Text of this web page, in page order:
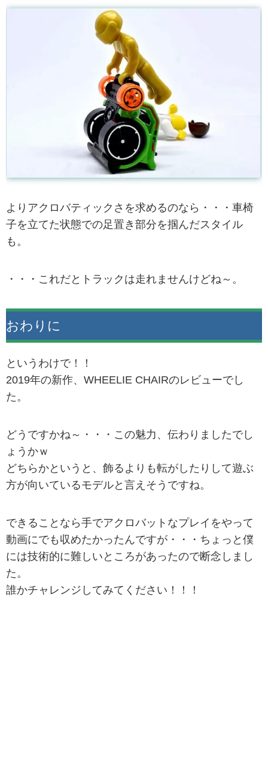
よりアクロバティックさを求めるのなら・・・車椅
子を立てた状態での足置き部分を掴んだスタイル
も。
・・・これだとトラックは走れませんけどね～。
おわりに
というわけで！！
2019年の新作、WHEELIE CHAIRのレビューでし
た。
どうですかね～・・・この魅力、伝わりましたでし
ょうかｗ
どちらかというと、飾るよりも転がしたりして遊ぶ
方が向いているモデルと言えそうですね。
できることなら手でアクロバットなプレイをやって
動画にでも収めたかったんですが・・・ちょっと僕
には技術的に難しいところがあったので断念しまし
た。
誰かチャレンジしてみてください！！！